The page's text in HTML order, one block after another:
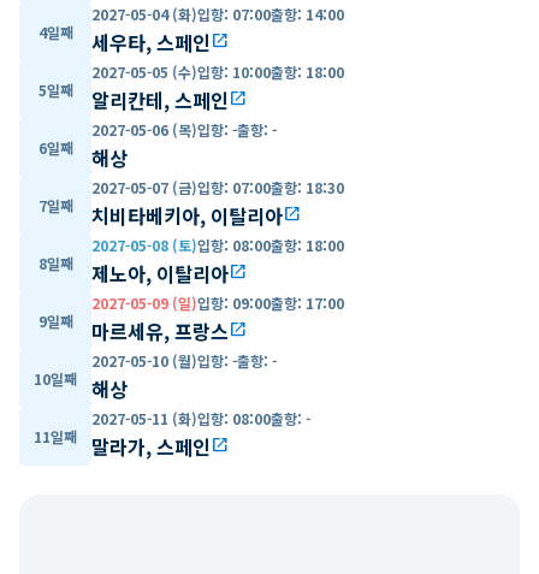
4일째
2027-05-04 (화)입항: 07:00출항: 14:00
세우타, 스페인open_in_new
5일째
2027-05-05 (수)입항: 10:00출항: 18:00
알리칸테, 스페인open_in_new
6일째
2027-05-06 (목)입항: -출항: -
해상
7일째
2027-05-07 (금)입항: 07:00출항: 18:30
치비타베키아, 이탈리아open_in_new
8일째
2027-05-08 (토)입항: 08:00출항: 18:00
제노아, 이탈리아open_in_new
9일째
2027-05-09 (일)입항: 09:00출항: 17:00
마르세유, 프랑스open_in_new
10일째
2027-05-10 (월)입항: -출항: -
해상
11일째
2027-05-11 (화)입항: 08:00출항: -
말라가, 스페인open_in_new